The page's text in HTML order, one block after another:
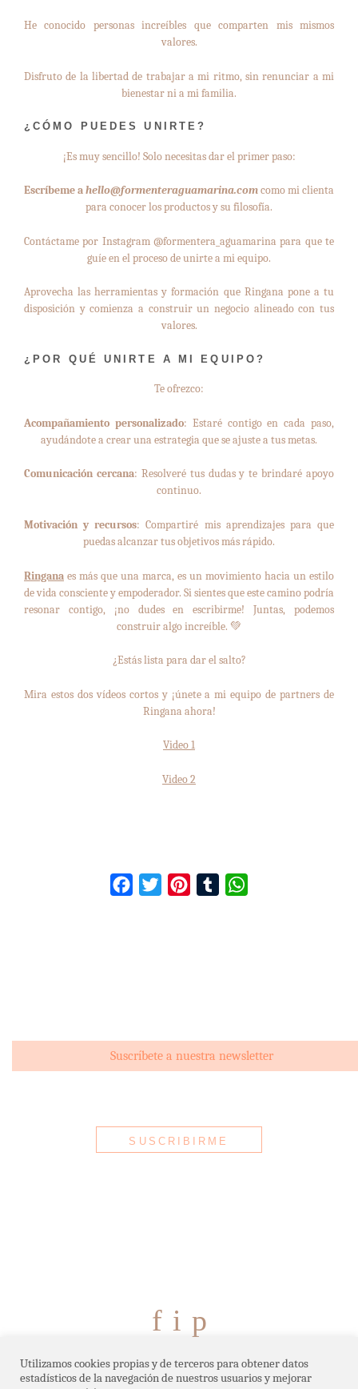
He conocido personas increíbles que comparten mis mismos
valores.
Disfruto de la libertad de trabajar a mi ritmo, sin renunciar a mi
bienestar ni a mi familia.
¿CÓMO PUEDES UNIRTE?
¡Es muy sencillo! Solo necesitas dar el primer paso:
Escríbeme ahello@formenteraguamarina.comcomo mi clienta
para conocer los productos y su filosofía.
Contáctame por Instagram @formentera_aguamarina para que te
guíe en el proceso de unirte a mi equipo.
Aprovecha las herramientas y formación que Ringana pone a tu
disposición y comienza a construir un negocio alineado con tus
valores.
¿POR QUÉ UNIRTE A MI EQUIPO?
Te ofrezco:
Acompañamiento personalizado: Estaré contigo en cada paso,
ayudándote a crear una estrategia que se ajuste a tus metas.
Comunicación cercana: Resolveré tus dudas y te brindaré apoyo
continuo.
Motivación y recursos: Compartiré mis aprendizajes para que
puedas alcanzar tus objetivos más rápido.
Ringana es más que una marca, es un movimiento hacia un estilo
de vida consciente y empoderador. Si sientes que este camino podría
resonar contigo, ¡no dudes en escribirme! Juntas, podemos
construir algo increíble. 💚
¿Estás lista para dar el salto?
Mira estos dos vídeos cortos y ¡únete a mi equipo de partners de
Ringana ahora!
Video 1
Video 2
FacebookTwitter PinterestTumblr
f i p
ABOUT NEWS
Utilizamos cookies propias y de terceros para obtener datos
estadísticos de la navegación de nuestros usuarios y mejorar